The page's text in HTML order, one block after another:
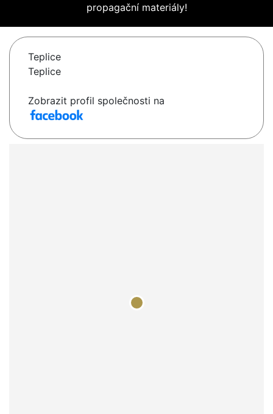
propagační materiály!
Teplice
Teplice
Zobrazit profil společnosti na